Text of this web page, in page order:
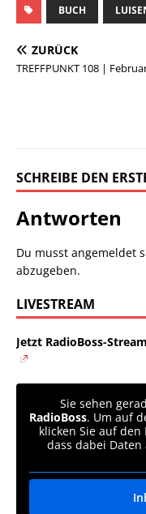
BUCH
ZURÜCK
TREFFPUNKT 108 |
SCHREIBE DEN
Antworten
Du musst angemeldet
abzugeben.
LIVESTREAM
Jetzt RadioBoss-
Sie sehen
RadioBoss. Um auf
klicken Sie auf
dass dabei